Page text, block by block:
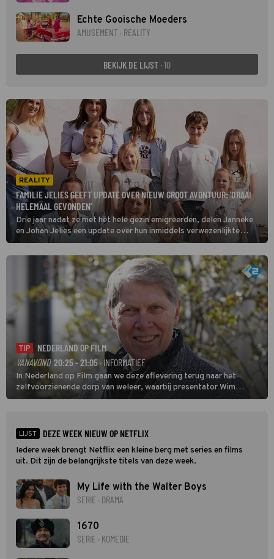
Echte Gooische Moeders
AMUSEMENT · REALITY
BEKIJK DE LIJST · 10
REALITY
FAMILIE JELIES GEEFT UPDATE OVER NIEUW GROOT AVONTUUR: 'DRAAI
HELEMAAL GEVONDEN'
Drie jaar nadat ze met het hele gezin emigreerden, delen Janneke
en Johan Jelies een update over hun inmiddels verwezenlijkte
droom: een eigen zaak in Spanje. Hoe vergaat dit nieuwe avontuur
ze?
TIP
NEDERLAND OP FILM
VANAVOND 20:25 - 21:05· INFORMATIEF
In Nederland op Film gaan we deze aflevering terug naar het
zelfvoorzienende dorp van weleer, waarbij presentator Wim
Daniëls de kijkers meeneemt op reis door de tijd aan de hand van
LIJST DEZE WEEK NIEUW OP NETFLIX
Iedere week brengt Netflix een kleine berg met series en films
uit. Dit zijn de belangrijkste titels van deze week.
My Life with the Walter Boys
SERIE · DRAMA
1670
SERIE · KOMEDIE